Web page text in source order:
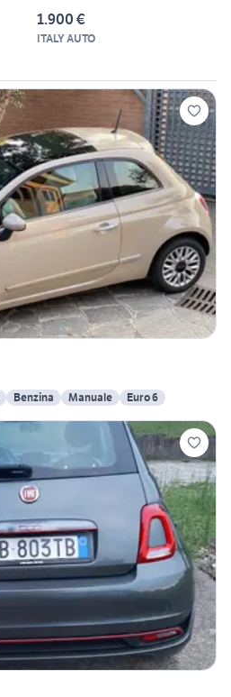
1.900 €
ITALY AUTO
Benzina Manuale Euro 6